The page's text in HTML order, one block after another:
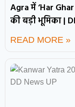
Agra में ‘Har
की बड़ी भूमिका |
READ MORE »